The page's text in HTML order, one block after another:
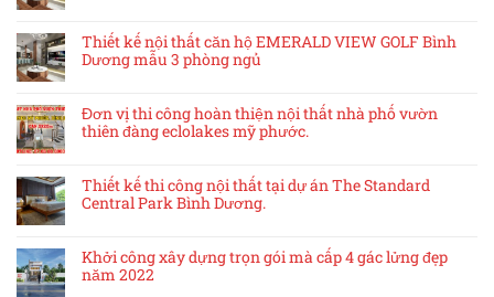
Thiết kế nội thất căn hộ EMERALD VIEW GOLF Bình
Dương mẫu 3 phòng ngủ
Đơn vị thi công hoàn thiện nội thất nhà phố vườn
thiên đàng eclolakes mỹ phước.
Thiết kế thi công nội thất tại dự án The Standard
Central Park Bình Dương.
Khởi công xây dựng trọn gói mà cấp 4 gác lửng đẹp
năm 2022